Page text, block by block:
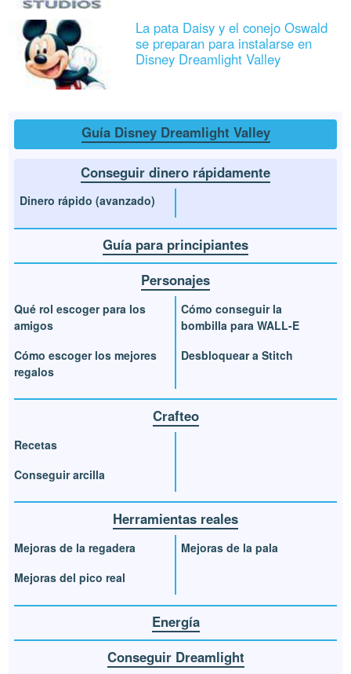
La pata Daisy y el conejo Oswald
se preparan para instalarse en
Disney Dreamlight Valley
Guía Disney Dreamlight Valley
Conseguir dinero rápidamente
Dinero rápido (avanzado)
Guía para principiantes
Personajes
Qué rol escoger para los
amigos
Cómo escoger los mejores
regalos
Cómo conseguir la
bombilla para WALL-E
Desbloquear a Stitch
Crafteo
Recetas
Conseguir arcilla
Herramientas reales
Mejoras de la regadera
Mejoras del pico real
Mejoras de la pala
Energía
Conseguir Dreamlight